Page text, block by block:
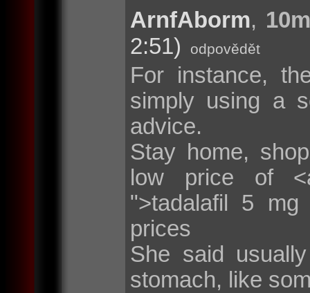
ArnfAborm,
2:51)
odpovědět
For instance,
simply using a
advice.
Stay home,
low price of <a
">tadalafil 5 mg
prices
She said
stomach, like